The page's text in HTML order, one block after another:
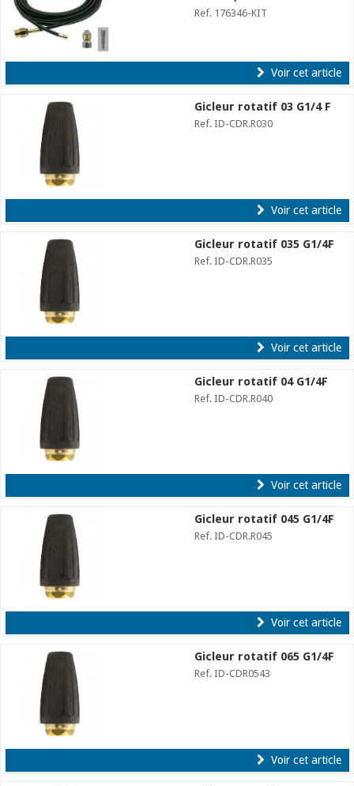
Ref. 176346-KIT
Voir cet article
Gicleur rotatif 03 G1/4 F
Ref. ID-CDR.R030
Voir cet article
Gicleur rotatif 035 G1/4F
Ref. ID-CDR.R035
Voir cet article
Gicleur rotatif 04 G1/4F
Ref. ID-CDR.R040
Voir cet article
Gicleur rotatif 045 G1/4F
Ref. ID-CDR.R045
Voir cet article
Gicleur rotatif 065 G1/4F
Ref. ID-CDR0543
Voir cet article